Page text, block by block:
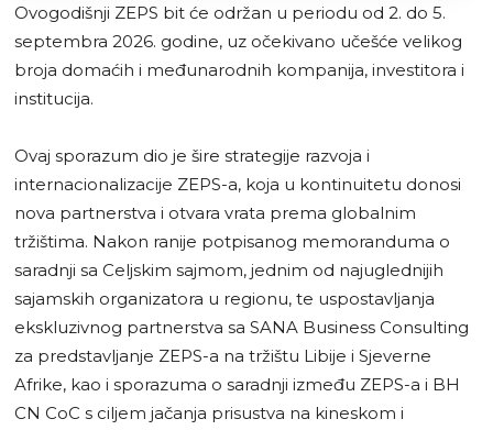
Ovogodišnji ZEPS bit će održan u periodu od 2. do 5.
septembra 2026. godine, uz očekivano učešće velikog
broja domaćih i međunarodnih kompanija, investitora i
institucija.
Ovaj sporazum dio je šire strategije razvoja i
internacionalizacije ZEPS-a, koja u kontinuitetu donosi
nova partnerstva i otvara vrata prema globalnim
tržištima. Nakon ranije potpisanog memoranduma o
saradnji sa Celjskim sajmom, jednim od najuglednijih
sajamskih organizatora u regionu, te uspostavljanja
ekskluzivnog partnerstva sa SANA Business Consulting
za predstavljanje ZEPS-a na tržištu Libije i Sjeverne
Afrike, kao i sporazuma o saradnji između ZEPS-a i BH
CN CoC s ciljem jačanja prisustva na kineskom i